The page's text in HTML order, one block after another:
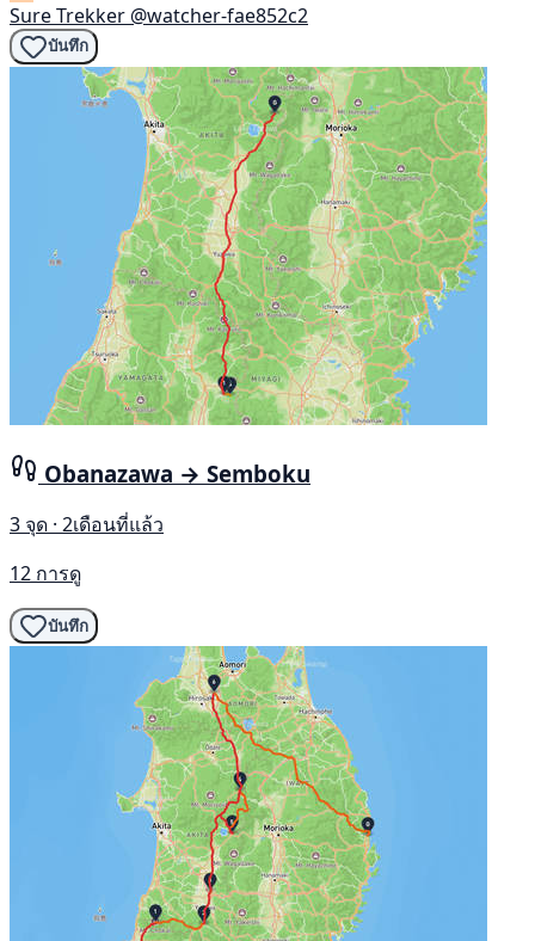
Sure Trekker @watcher-fae852c2
บันทึก
Obanazawa → Semboku
3 จุด · 2เดือนที่แล้ว
12 การดู
บันทึก